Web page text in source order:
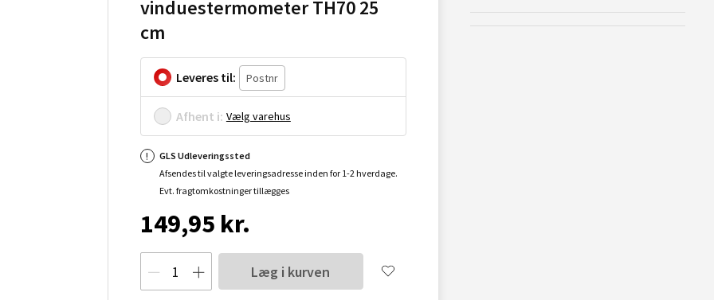
vinduestermometer TH70 25
cm
Leveres til:
Afhent i: Vælg varehus
GLS Udleveringssted
Afsendes til valgte leveringsadresse inden for 1-2 hverdage.
Evt. fragtomkostninger tillægges
149,95 kr.
Læg i kurven